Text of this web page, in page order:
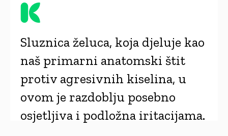
Sluznica želuca, koja djeluje kao
naš primarni anatomski štit
protiv agresivnih kiselina, u
ovom je razdoblju posebno
osjetljiva i podložna iritacijama.